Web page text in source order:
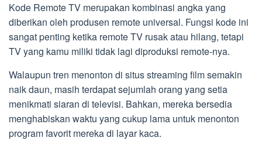
Kode Remote TV merupakan kombinasi angka yang
diberikan oleh produsen remote universal. Fungsi kode ini
sangat penting ketika remote TV rusak atau hilang, tetapi
TV yang kamu miliki tidak lagi diproduksi remote-nya.
Walaupun tren menonton di situs streaming film semakin
naik daun, masih terdapat sejumlah orang yang setia
menikmati siaran di televisi. Bahkan, mereka bersedia
menghabiskan waktu yang cukup lama untuk menonton
program favorit mereka di layar kaca.